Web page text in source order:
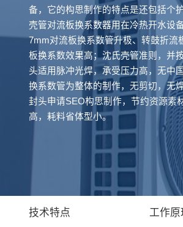
备，它的构思制作的特点是还包括个
壳管对流板换系数器用在冷热开水设
7mm对流板换系数管升极、转鼓折流
板换系数效果高；沈氏壳管准则，并
头适用脉冲光焊，承受压力高，无中
换系数管为整体的制作，无剪切，无
封头申请SEO构思制作，节约资源素
高，耗料省体型小。
技术特点 工作原